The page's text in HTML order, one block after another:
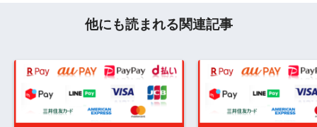
他にも読まれる関連記事